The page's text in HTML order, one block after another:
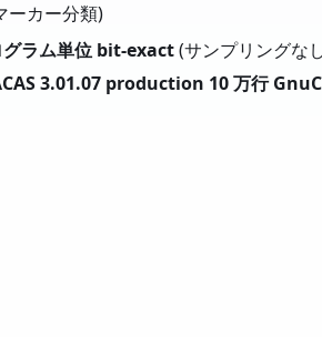
カー分類)
グラム単位 bit-exact(サンプリングな
3.01.07 production 10 万行